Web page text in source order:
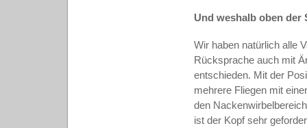
Und weshalb oben der
Wir haben natürlich alle
Rücksprache auch mit
entschieden. Mit der
mehrere Fliegen mit
den
ist der Kopf sehr